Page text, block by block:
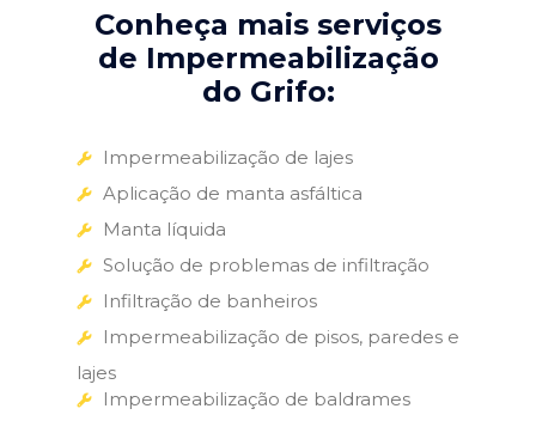
Conheça mais serviços
de Impermeabilização
do Grifo:
Impermeabilização de lajes
Aplicação de manta asfáltica
Manta líquida
Solução de problemas de infiltração
Infiltração de banheiros
Impermeabilização de pisos, paredes e
lajes
Impermeabilização de baldrames